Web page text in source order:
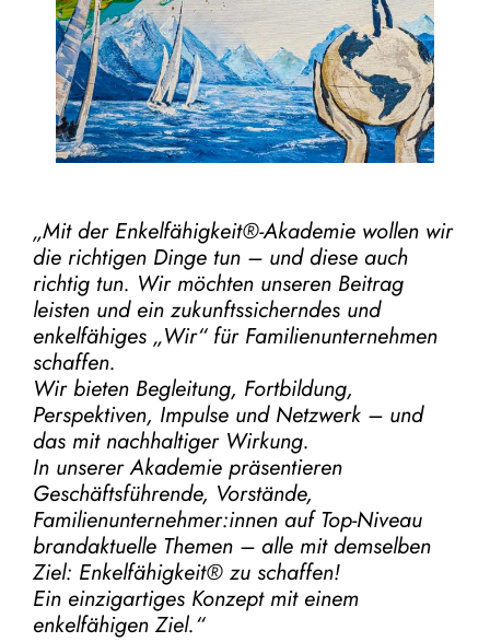
„Mit der Enkelfähigkeit®-Akademiewollen wir
die richtigen Dinge tun – und diese auch
richtig tun. Wir möchten unseren Beitrag
leisten und ein zukunftssicherndes und
enkelfähiges „Wir“ für Familienunternehmen
schaffen.
Wir bieten Begleitung, Fortbildung,
Perspektiven, Impulse und Netzwerk – und
das mit nachhaltiger Wirkung.
In unserer Akademie präsentieren
Geschäftsführende, Vorstände,
Familienunternehmer:innen auf Top-Niveau
brandaktuelle Themen – alle mit demselben
Ziel: Enkelfähigkeit® zu schaffen!
Ein einzigartiges Konzept mit einem
enkelfähigen Ziel.“